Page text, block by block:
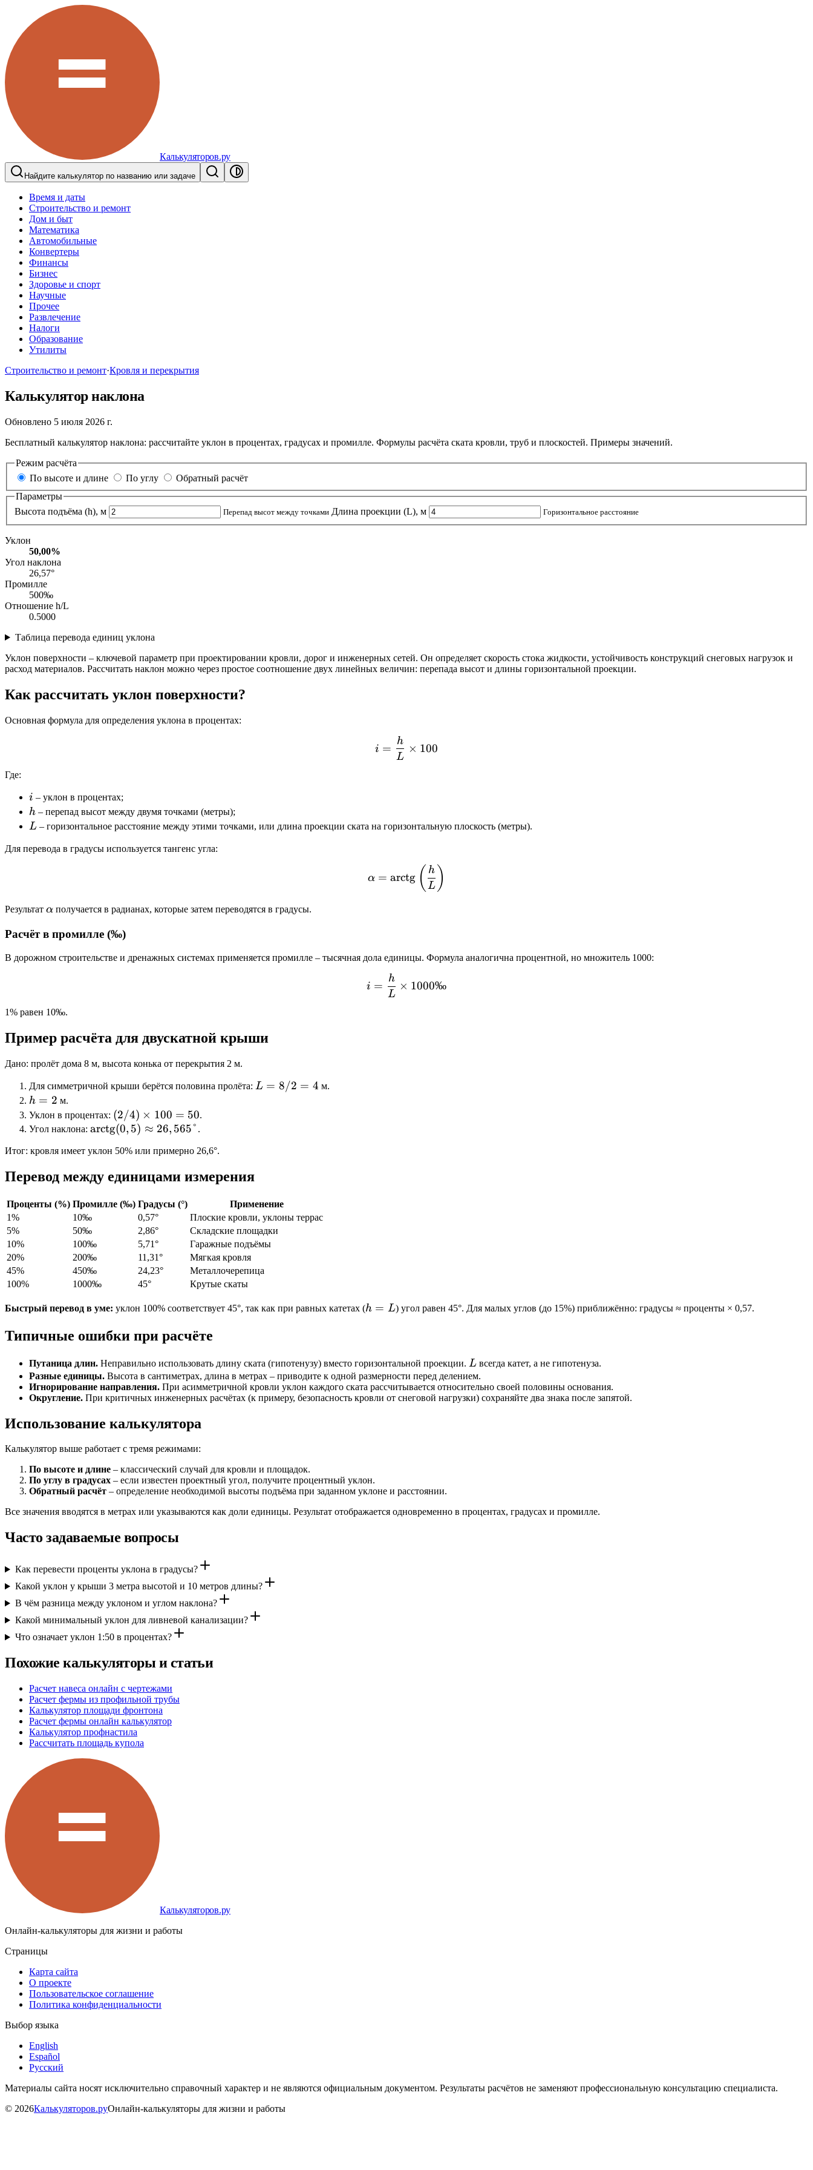
Калькуляторов.ру
Найдите калькулятор по названию или задаче
Время и даты
Строительство и ремонт
Дом и быт
Математика
Автомобильные
Конвертеры
Финансы
Бизнес
Здоровье и спорт
Научные
Прочее
Развлечение
Налоги
Образование
Утилиты
Строительство и ремонт·Кровля и перекрытия
Калькулятор наклона
Обновлено 5 июля 2026 г.
Бесплатный калькулятор наклона: рассчитайте уклон в процентах, градусах и промилле. Формулы расчёта ската кровли, труб и плоскостей. Примеры значений.
Режим расчёта
По высоте и длине
По углу
Обратный расчёт
Параметры
Высота подъёма (h), м
Перепад высот между точками Длина проекции (L), м Горизонтальное расстояние
Уклон
50,00%
Угол наклона
26,57°
Промилле
500‰
Отношение h/L
0.5000
Таблица перевода единиц уклона
Уклон поверхности – ключевой параметр при проектировании кровли, дорог и инженерных сетей. Он определяет скорость стока жидкости, устойчивость конструкций снеговых нагрузок и
расход материалов. Рассчитать наклон можно через простое соотношение двух линейных величин: перепада высот и длины горизонтальной проекции.
Как рассчитать уклон поверхности?
Основная формула для определения уклона в процентах:
i = \frac{h}{L} \times 100%
i =
L
h
× 100
Где:
i
i – уклон в процентах;
h
h – перепад высот между двумя точками (метры);
L
L – горизонтальное расстояние между этими точками, или длина проекции ската на горизонтальную плоскость (метры).
Для перевода в градусы используется тангенс угла:
\alpha = \text{arctg}\left(\frac{h}{L}\right)
α = arctg ( L
h )
Результат \alpha
α получается в радианах, которые затем переводятся в градусы.
Расчёт в промилле (‰)
В дорожном строительстве и дренажных системах применяется промилле – тысячная дола единицы. Формула аналогична процентной, но множитель 1000:
i = \frac{h}{L} \times 1000‰
i =
L
h
× 1000‰
1% равен 10‰.
Пример расчёта для двускатной крыши
Дано: пролёт дома 8 м, высота конька от перекрытия 2 м.
Для симметричной крыши берётся половина пролёта: L
L = 8/2 = 4 м.
h
=
2
h = 2 м.
Уклон в процентах: (2 /
4)
100 =
(2/4) × 100 = 50.
Угол наклона: \text{arctg}
\approx
arctg(0, 5) ≈ 26, 565° .
Итог: кровля имеет уклон 50% или примерно 26,6°.
Перевод между единицами измерения
Проценты (%) Промилле (‰) Градусы (°)
Применение
1%
10‰ 0,57°
Плоские кровли, уклоны террас
5%
50‰ 2,86°
Складские площадки
10%
100‰ 5,71°
Гаражные подъёмы
20%
200‰ 11,31°
Мягкая кровля
45%
450‰ 24,23°
Металлочерепица
100%
1000‰ 45° Крутые скаты
Быстрый перевод в уме: уклон 100% соответствует 45°, так как при равных катетах (h
h = L) угол равен 45°. Для малых углов (до 15%) приближённо: градусы ≈ проценты × 0,57.
Типичные ошибки при расчёте
Путаница длин. Неправильно использовать длину ската (гипотенузу) вместо горизонтальной проекции. L
L всегда катет, а не гипотенуза.
Разные единицы. Высота в сантиметрах, длина в метрах – приводите к одной размерности перед делением.
Игнорирование направления. При асимметричной кровли уклон каждого ската рассчитывается относительно своей половины основания.
Округление. При критичных инженерных расчётах (к примеру, безопасность кровли от снеговой нагрузки) сохраняйте два знака после запятой.
Использование калькулятора
Калькулятор выше работает с тремя режимами:
По высоте и длине – классический случай для кровли и площадок.
По углу в градусах – если известен проектный угол, получите процентный уклон.
Обратный расчёт – определение необходимой высоты подъёма при заданном уклоне и расстоянии.
Все значения вводятся в метрах или указываются как доли единицы. Результат отображается одновременно в процентах, градусах и промилле.
Часто задаваемые вопросы
Как перевести проценты уклона в градусы?
Какой уклон у крыши 3 метра высотой и 10 метров длины?
В чём разница между уклоном и углом наклона?
Какой минимальный уклон для ливневой канализации?
Что означает уклон 1:50 в процентах?
Похожие калькуляторы и статьи
Расчет навеса онлайн с чертежами
Расчет фермы из профильной трубы
Калькулятор площади фронтона
Расчет фермы онлайн калькулятор
Калькулятор профнастила
Рассчитать площадь купола
Калькуляторов.ру
Онлайн-калькуляторы для жизни и работы
Страницы
Карта сайта
О проекте
Пользовательское соглашение
Политика конфиденциальности
Выбор языка
English
Español
Русский
Материалы сайта носят исключительно справочный характер и не являются официальным документом. Результаты расчётов не заменяют профессиональную консультацию специалиста.
© 2026Калькуляторов.руОнлайн-калькуляторы для жизни и работы